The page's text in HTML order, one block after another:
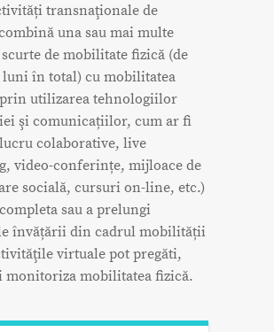
transnaţionale de
una sau mai multe
de mobilitate fizică (de
luni în total) cu mobilitatea
utilizarea tehnologiilor
şi comunicațiilor, cum ar fi
colaborative, live
video-conferințe, mijloace de
socială, cursuri on-line, etc.)
sau a prelungi
învățării din cadrul mobilității
virtuale pot pregăti,
mobilitatea fizică.